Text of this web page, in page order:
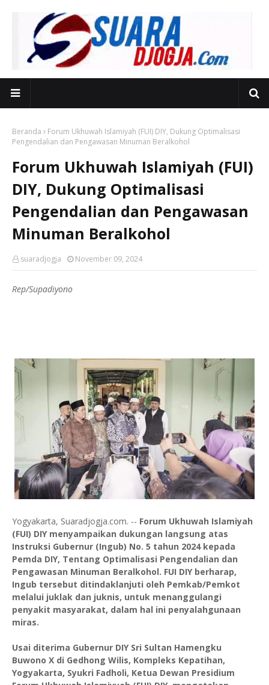
Beranda
Forum Ukhuwah Islamiyah (FUI) DIY, Dukung Optimalisasi
Pengendalian dan Pengawasan Minuman Beralkohol
Forum Ukhuwah Islamiyah (FUI)
DIY, Dukung Optimalisasi
Pengendalian dan Pengawasan
Minuman Beralkohol
suaradjogja November 09, 2024
Rep/Supadiyono
Yogyakarta, Suaradjogja.com. -- Forum Ukhuwah Islamiyah
(FUI) DIY menyampaikan dukungan langsung atas
Instruksi Gubernur (Ingub) No. 5 tahun 2024 kepada
Pemda DIY, Tentang Optimalisasi Pengendalian dan
Pengawasan Minuman Beralkohol. FUI DIY berharap,
Ingub tersebut ditindaklanjuti oleh Pemkab/Pemkot
melalui juklak dan juknis, untuk menanggulangi
penyakit masyarakat, dalam hal ini penyalahgunaan
miras.
Usai diterima Gubernur DIY Sri Sultan Hamengku
Buwono X di Gedhong Wilis, Kompleks Kepatihan,
Yogyakarta, Syukri Fadholi, Ketua Dewan Presidium